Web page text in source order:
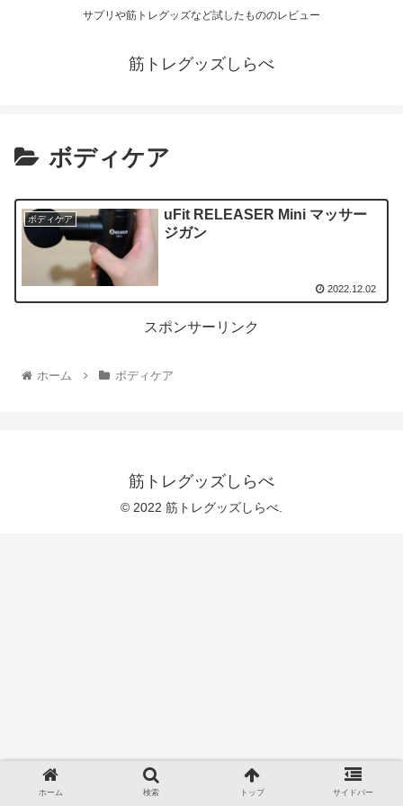
サプリや筋トレグッズなど試したもののレビュー
筋トレグッズしらべ
ボディケア
ボディケア
uFit RELEASER Mini マッサー
ジガン
2022.12.02
スポンサーリンク
ホーム ボディケア
筋トレグッズしらべ
© 2022 筋トレグッズしらべ.
ホーム 検索 トップ サイドバー